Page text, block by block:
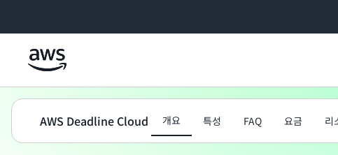
AWS Deadline Cloud 개요 특성 FAQ 요금 리